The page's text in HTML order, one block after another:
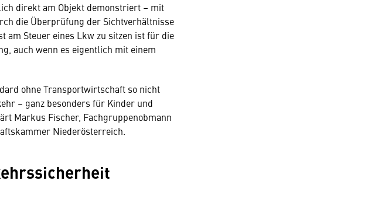
direkt am Objekt demonstriert – mit
die Überprüfung der Sichtverhältnisse
am Steuer eines Lkw zu sitzen ist für die
auch wenn es eigentlich mit einem
ohne Transportwirtschaft so nicht
– ganz besonders für Kinder und
Markus Fischer, Fachgruppenobmann
Niederösterreich.